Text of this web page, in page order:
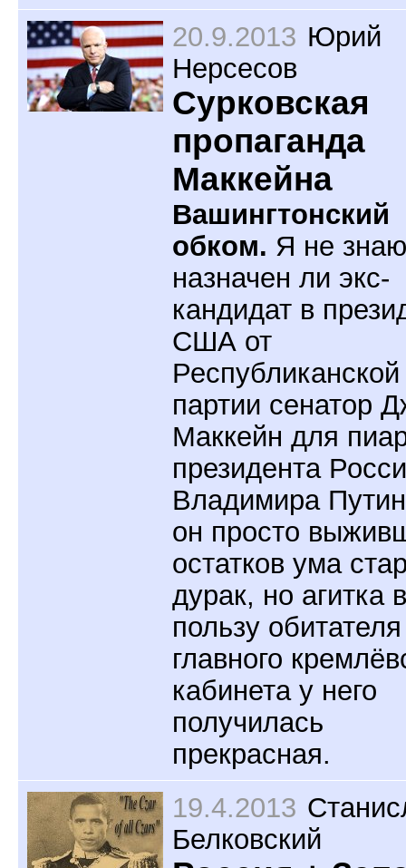
20.9.2013 Юрий
Нерсесов
Сурковская
пропаганда
Маккейна
Вашингтонский
обком. Я не
назначен ли экс-
кандидат в
США от
Республиканской
партии сенатор
Маккейн для
президента
Владимира
он просто
остатков ума
дурак, но агитка в
пользу обитателя
главного
кабинета у него
получилась
прекрасная.
19.4.2013
Белковский